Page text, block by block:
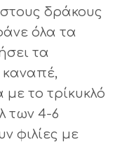
δράκους
όλα τα
τα
το τρίκυκλό
των 4-6
φιλίες με